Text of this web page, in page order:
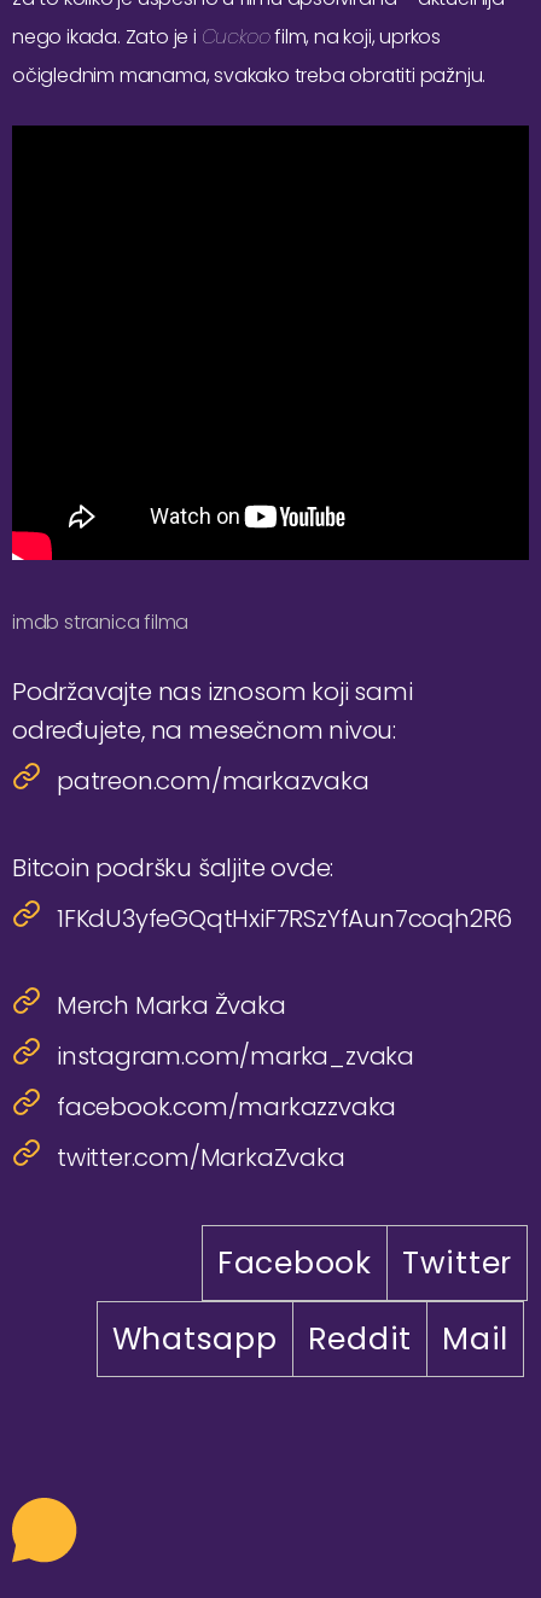
nego ikada. Zato je i Cuckoofilm, na koji, uprkos
očiglednim manama, svakako treba obratiti pažnju.
imdb stranica filma
Podržavajte nas iznosom koji sami
određujete, na mesečnom nivou:
patreon.com/markazvaka
Bitcoin podršku šaljite ovde:
1FKdU3yfeGQqtHxiF7RSzYfAun7coqh2R6
Merch Marka Žvaka
instagram.com/marka_zvaka
facebook.com/markazzvaka
twitter.com/MarkaZvaka
Facebook
Twitter
Whatsapp
Reddit Mail